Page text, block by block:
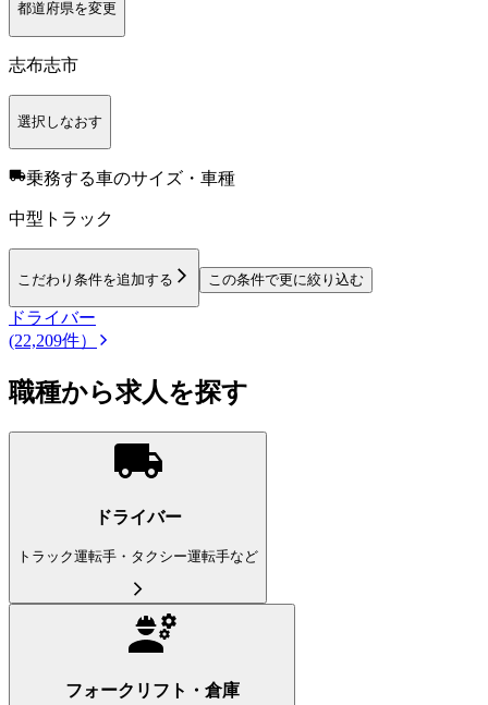
都道府県を変更
志布志市
選択しなおす
乗務する車のサイズ・車種
中型トラック
こだわり条件を追加する この条件で更に絞り込む
ドライバー
(22,209件）
職種から求人を探す
ドライバー
トラック運転手・タクシー運転手など
フォークリフト・倉庫